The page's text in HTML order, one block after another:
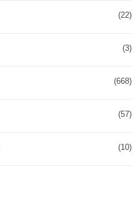
(22)
(3)
(668)
(57)
(10)